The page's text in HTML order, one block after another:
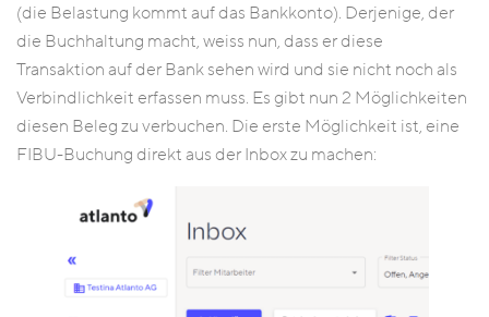
(die Belastung kommt auf das Bankkonto). Derjenige, der
die Buchhaltung macht, weiss nun, dass er diese
Transaktion auf der Bank sehen wird und sie nicht noch als
Verbindlichkeit erfassen muss. Es gibt nun 2 Möglichkeiten
diesen Beleg zu verbuchen. Die erste Möglichkeit ist, eine
FIBU-Buchung direkt aus der Inbox zu machen: